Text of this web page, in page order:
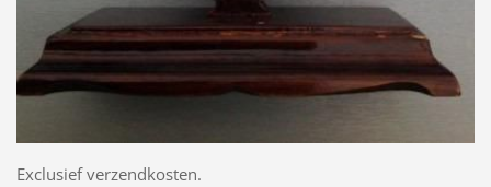
Exclusief verzendkosten.